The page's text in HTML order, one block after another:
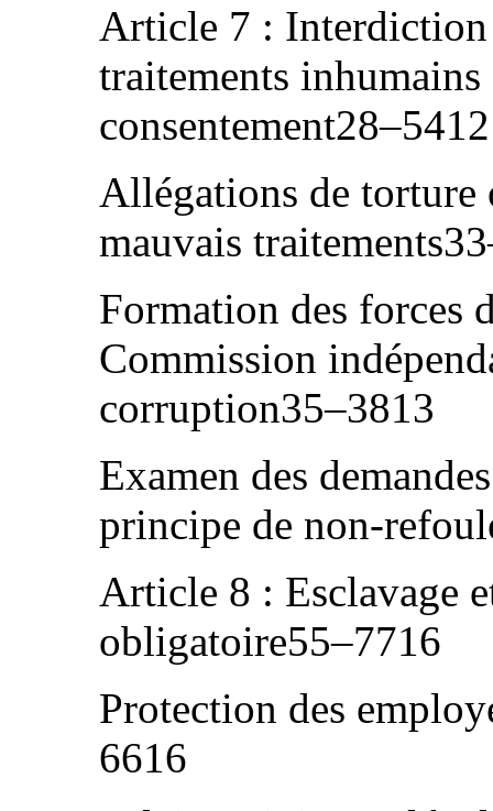
Article 7 : Interdiction
traitements inhumains
consentement28–5412
Allégations de torture
mauvais
Formation des forces
Commission
corruption35–3813
Examen des
principe de non-
Article 8 : Esclavage
obligatoire55–7716
Protection des
6616